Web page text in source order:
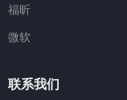
福昕
微软
联系我们